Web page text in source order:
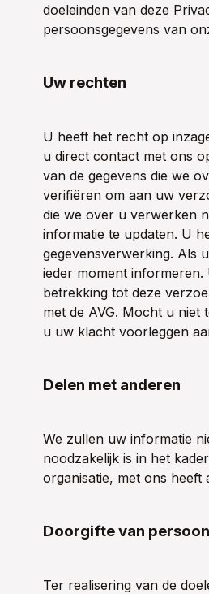
doeleinden van deze
persoonsgegevens van
Uw rechten
U heeft het recht op
u direct contact met ons
van de gegevens die we
verifiëren om aan uw
die we over u verwerken
informatie te updaten. U
gegevensverwerking. Als
ieder moment
betrekking tot deze
met de AVG. Mocht u
u uw klacht voorleggen
Delen met anderen
We zullen uw informatie
noodzakelijk is in het
organisatie, met ons heeft
Doorgifte van
Ter realisering van de